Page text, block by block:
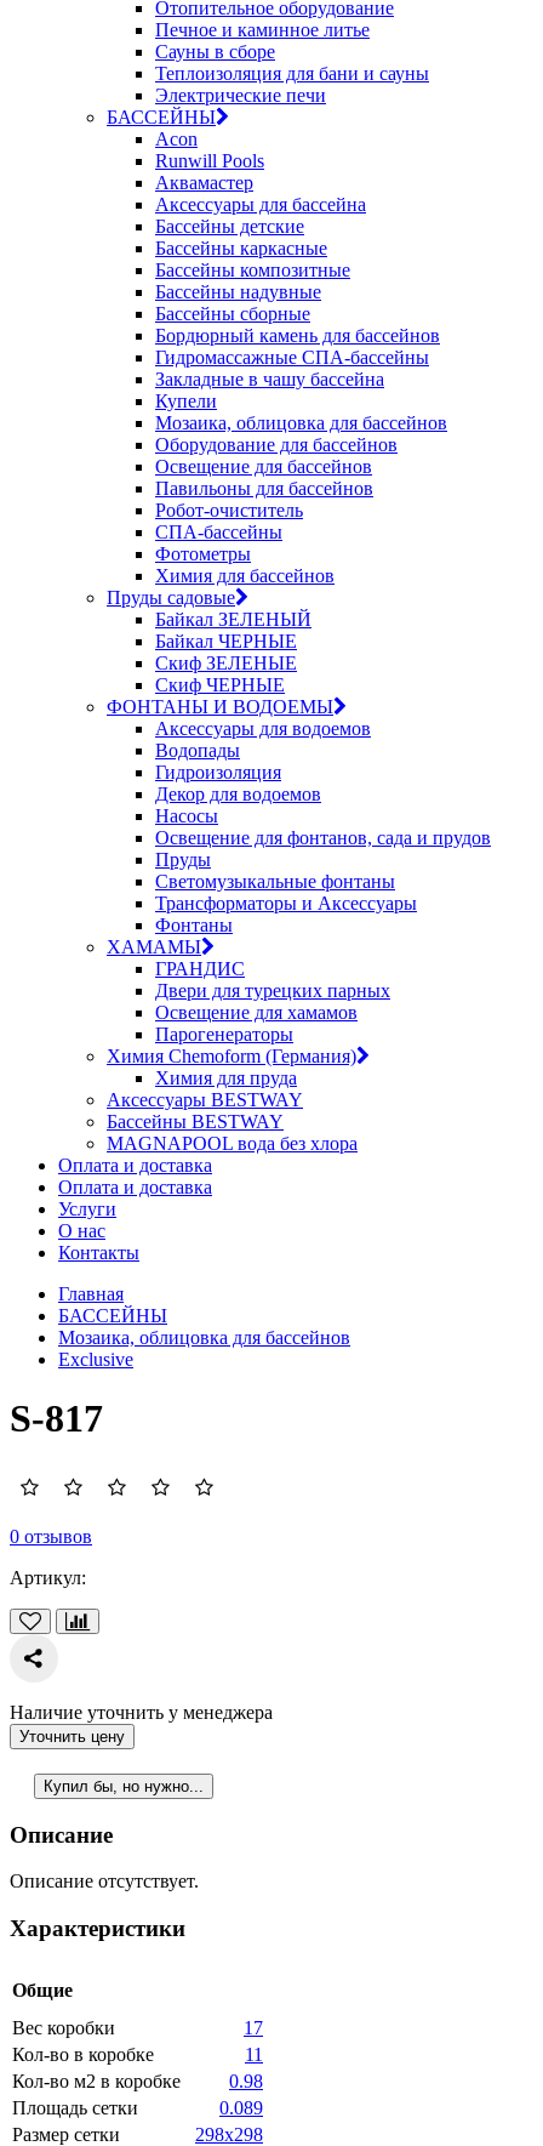
Отопительное оборудование
Печное и каминное литье
Сауны в сборе
Теплоизоляция для бани и сауны
Электрические печи
БАССЕЙНЫ
Acon
Runwill Pools
Аквамастер
Аксессуары для бассейна
Бассейны детские
Бассейны каркасные
Бассейны композитные
Бассейны надувные
Бассейны сборные
Бордюрный камень для бассейнов
Гидромассажные СПА-бассейны
Закладные в чашу бассейна
Купели
Мозаика, облицовка для бассейнов
Оборудование для бассейнов
Освещение для бассейнов
Павильоны для бассейнов
Робот-очиститель
СПА-бассейны
Фотометры
Химия для бассейнов
Пруды садовые
Байкал ЗЕЛЕНЫЙ
Байкал ЧЕРНЫЕ
Скиф ЗЕЛЕНЫЕ
Скиф ЧЕРНЫЕ
ФОНТАНЫ И ВОДОЕМЫ
Аксессуары для водоемов
Водопады
Гидроизоляция
Декор для водоемов
Насосы
Освещение для фонтанов, сада и прудов
Пруды
Светомузыкальные фонтаны
Трансформаторы и Аксессуары
Фонтаны
ХАМАМЫ
ГРАНДИС
Двери для турецких парных
Освещение для хамамов
Парогенераторы
Химия Chemoform (Германия)
Химия для пруда
Аксессуары BESTWAY
Бассейны BESTWAY
MAGNAPOOL вода без хлора
Оплата и доставка
Оплата и доставка
Услуги
О нас
Контакты
Главная
БАССЕЙНЫ
Мозаика, облицовка для бассейнов
Exclusive
S-817
0 отзывов
Артикул:
Наличие уточнить у менеджера
Уточнить цену
Купил бы, но нужно...
Описание
Описание отсутствует.
Характеристики
Общие
Вес коробки
17
Кол-во в коробке
11
Кол-во м2 в коробке
0.98
Площадь сетки
0.089
Размер сетки
298x298